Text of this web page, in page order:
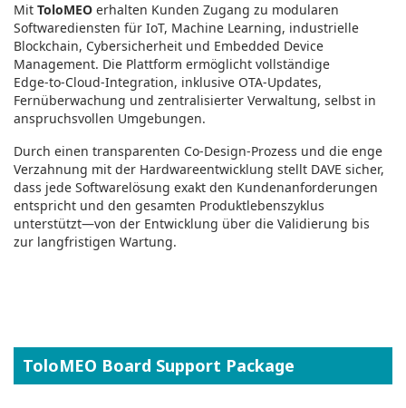
Mit ToloMEO erhalten Kunden Zugang zu modularen
Softwarediensten für IoT, Machine Learning, industrielle
Blockchain, Cybersicherheit und Embedded Device
Management. Die Plattform ermöglicht vollständige
Edge‑to‑Cloud‑Integration, inklusive OTA‑Updates,
Fernüberwachung und zentralisierter Verwaltung, selbst in
anspruchsvollen Umgebungen.
Durch einen transparenten Co‑Design‑Prozess und die enge
Verzahnung mit der Hardwareentwicklung stellt DAVE sicher,
dass jede Softwarelösung exakt den Kundenanforderungen
entspricht und den gesamten Produktlebenszyklus
unterstützt—von der Entwicklung über die Validierung bis
zur langfristigen Wartung.
ToloMEO Board Support Package